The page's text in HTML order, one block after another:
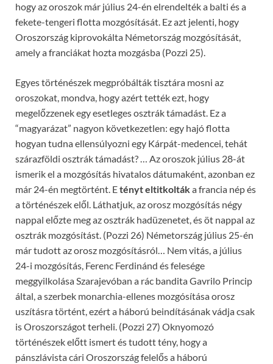
hogy az oroszok már július 24-én elrendelték a balti és a
fekete-tengeri flotta mozgósítását. Ez azt jelenti, hogy
Oroszország kiprovokálta Németország mozgósítását,
amely a franciákat hozta mozgásba (Pozzi 25).
Egyes történészek megpróbálták tisztára mosni az
oroszokat, mondva, hogy azért tették ezt, hogy
megelőzzenek egy esetleges osztrák támadást. Ez a
“magyarázat” nagyon következetlen: egy hajó flotta
hogyan tudna ellensúlyozni egy Kárpát-medencei, tehát
szárazföldi osztrák támadást? … Az oroszok július 28-át
ismerik el a mozgósítás hivatalos dátumaként, azonban ez
már 24-én megtörtént. Etényt eltitkoltáka francia nép és
a történészek elől. Láthatjuk, az orosz mozgósítás négy
nappal előzte meg az osztrák hadüzenetet, és öt nappal az
osztrák mozgósítást. (Pozzi 26) Németország július 25-én
már tudott az orosz mozgósításról… Nem vitás, a július
24-i mozgósítás, Ferenc Ferdinánd és felesége
meggyilkolása Szarajevóban a rác bandita Gavrilo Princip
által, a szerbek monarchia-ellenes mozgósítása orosz
uszításra történt, ezért a háború beindításának vádja csak
is Oroszországot terheli. (Pozzi 27) Oknyomozó
történészek előtt ismert és tudott tény, hogy a
pánszlávista cári Oroszország felelős a háború